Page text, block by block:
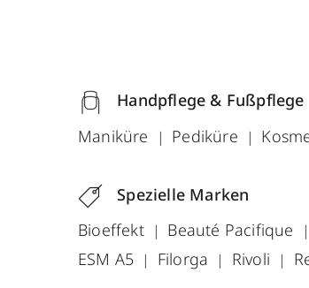
Handpflege & Fußpflege
Maniküre
Pediküre
Spezielle Marken
Bioeffekt
Beauté Pacifique
ESM A5
Filorga Rivoli